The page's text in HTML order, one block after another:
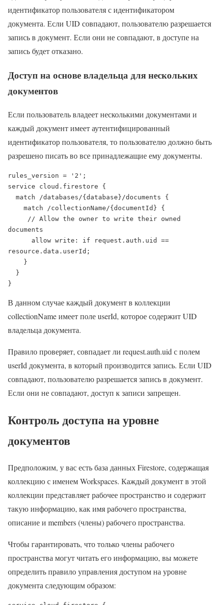
идентификатор пользователя с идентификатором
документа. Если UID совпадают, пользователю разрешается
запись в документ. Если они не совпадают, в доступе на
запись будет отказано.
Доступ на основе владельца для нескольких
документов
Если пользователь владеет несколькими документами и
каждый документ имеет аутентифицированный
идентификатор пользователя, то пользователю должно быть
разрешено писать во все принадлежащие ему документы.
rules_version = '2';
service cloud.firestore {
documents
resource.data.userId;
}
В данном случае каждый документ в коллекции
collectionName имеет поле userId, которое содержит UID
владельца документа.
Правило проверяет, совпадает ли request.auth.uid с полем
userId документа, в который производится запись. Если UID
совпадают, пользователю разрешается запись в документ.
Если они не совпадают, доступ к записи запрещен.
Контроль доступа на уровне
документов
Предположим, у вас есть база данных Firestore, содержащая
коллекцию с именем Workspaces. Каждый документ в этой
коллекции представляет рабочее пространство и содержит
такую информацию, как имя рабочего пространства,
описание и members (члены) рабочего пространства.
Чтобы гарантировать, что только члены рабочего
пространства могут читать его информацию, вы можете
определить правило управления доступом на уровне
документа следующим образом: